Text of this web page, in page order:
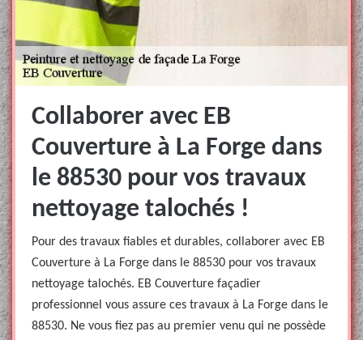
Collaborer avec EB
Couverture à La Forge dans
le 88530 pour vos travaux
nettoyage talochés !
Pour des travaux fiables et durables, collaborer avec EB
Couverture à La Forge dans le 88530 pour vos travaux
nettoyage talochés. EB Couverture façadier
professionnel vous assure ces travaux à La Forge dans le
88530. Ne vous fiez pas au premier venu qui ne possède